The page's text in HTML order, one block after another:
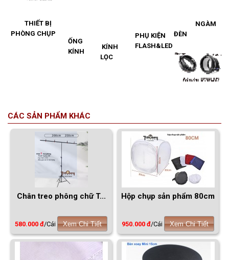
THIẾT BỊ
PHÒNG CHỤP
ỐNG
KÍNH
KÍNH
LỌC
PHỤ KIỆN
FLASH&LED
NGÀM
ĐÈN
CÁC SẢN PHẨM KHÁC
Chân treo phông chữ T...
580.000 đ/Cái Xem Chi Tiết
Hộp chụp sản phẩm 80cm
950.000 đ/Cái Xem Chi Tiết